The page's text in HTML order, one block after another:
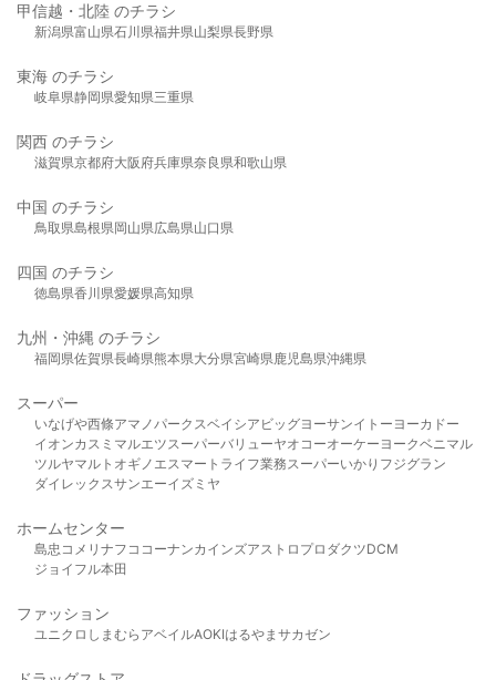
甲信越・北陸 のチラシ
新潟県富山県石川県福井県山梨県長野県
東海 のチラシ
岐阜県静岡県愛知県三重県
関西 のチラシ
滋賀県京都府大阪府兵庫県奈良県和歌山県
中国 のチラシ
鳥取県島根県岡山県広島県山口県
四国 のチラシ
徳島県香川県愛媛県高知県
九州・沖縄 のチラシ
福岡県佐賀県長崎県熊本県大分県宮崎県鹿児島県沖縄県
スーパー
いなげや西條アマノパークスベイシア ビッグヨーサンイトーヨーカドー
イオンカスミ マルエツスーパーバリューヤオコーオーケー ヨークベニマル
ツルヤマルト オギノ エスマート ライフ業務スーパーいかり フジグラン
ダイレックスサンエーイズミヤ
ホームセンター
島忠 コメリ ナフコ コーナンカインズアストロプロダクツDCM
ジョイフル本田
ファッション
ユニクロ しまむら アベイルAOKIはるやま サカゼン